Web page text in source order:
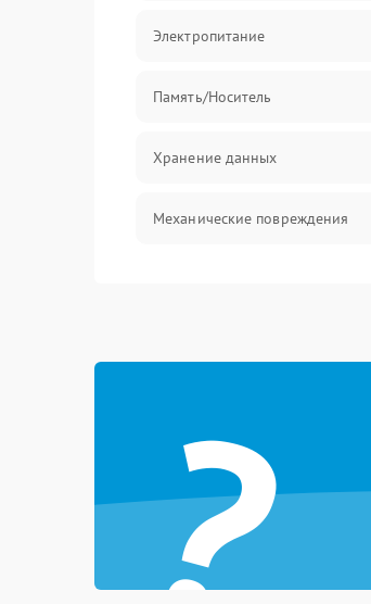
Электропитание
Память/Носитель
Хранение данных
Механические повреждения
Корпус/Герметичность
Электронные компоненты
?